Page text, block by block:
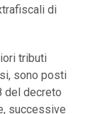
di
tributi
sono posti
del decreto
successive